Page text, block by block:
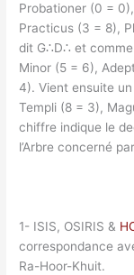
Probationer (0 =
Practicus (3 = 8),
dit G∴D∴ et
Minor (5 = 6),
4). Vient ensuite
Templi (8 = 3),
chiffre indique le
l’Arbre concerné
1- ISIS, OSIRIS &
correspondance
Ra-Hoor-Khuit.